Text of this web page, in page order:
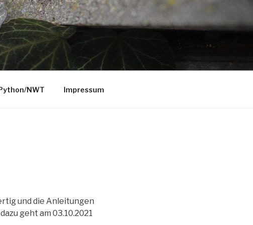
NWT Impressum
und die Anleitungen
geht am 03.10.2021